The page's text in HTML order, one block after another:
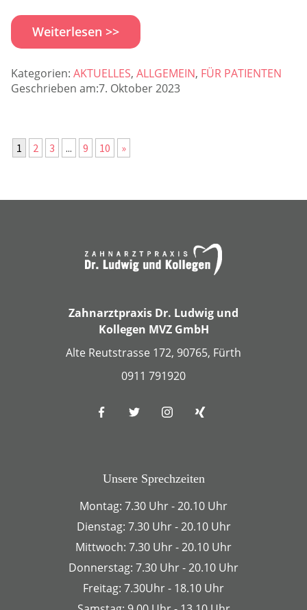
Weiterlesen >>
Kategorien: AKTUELLES, ALLGEMEIN, FÜR PATIENTEN
Geschrieben am:7. Oktober 2023
1 2 3 ... 9 10 »
Zahnarztpraxis Dr. Ludwig und
Kollegen MVZ GmbH
Alte Reutstrasse 172, 90765, Fürth
0911 791920
Unsere Sprechzeiten
Montag: 7.30 Uhr - 20.10 Uhr
Dienstag: 7.30 Uhr - 20.10 Uhr
Mittwoch: 7.30 Uhr - 20.10 Uhr
Donnerstag: 7.30 Uhr - 20.10 Uhr
Freitag: 7.30Uhr - 18.10 Uhr